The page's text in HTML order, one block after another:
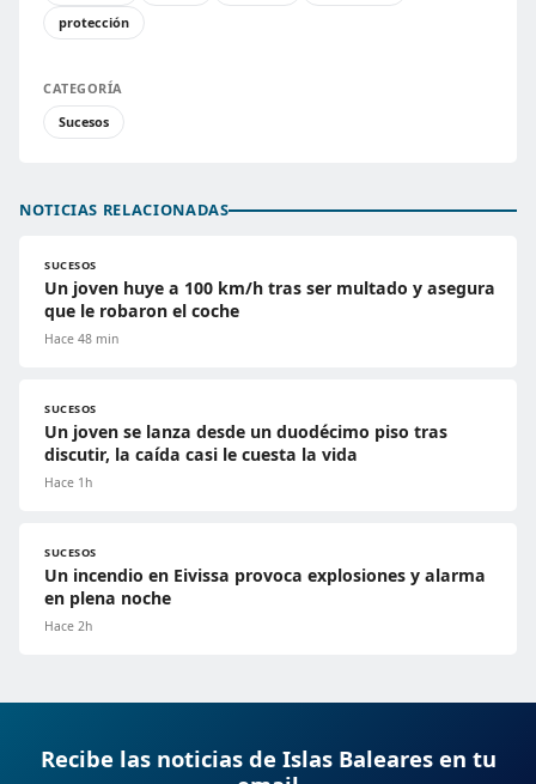
protección
CATEGORÍA
Sucesos
NOTICIAS RELACIONADAS
SUCESOS
Un joven huye a 100 km/h tras ser multado y asegura
que le robaron el coche
Hace 48 min
SUCESOS
Un joven se lanza desde un duodécimo piso tras
discutir, la caída casi le cuesta la vida
Hace 1h
SUCESOS
Un incendio en Eivissa provoca explosiones y alarma
en plena noche
Hace 2h
Recibe las noticias de Islas Baleares en tu